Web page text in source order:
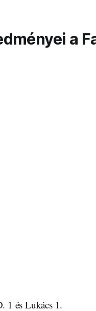
a
1 és Lukács 1.